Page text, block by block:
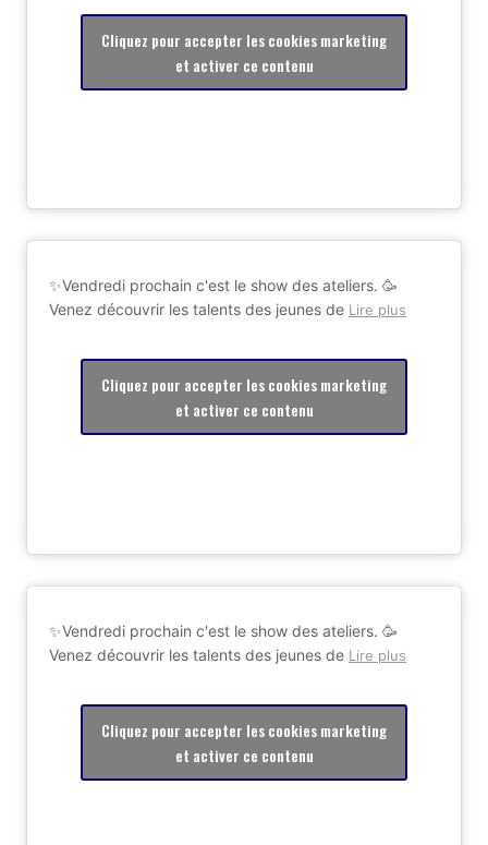
Cliquez pour accepter les cookies marketing
et activer ce contenu
✨Vendredi prochain c'est le show des ateliers. 🥳
Venez découvrir les talents des jeunes de Lire plus
Cliquez pour accepter les cookies marketing
et activer ce contenu
✨Vendredi prochain c'est le show des ateliers. 🥳
Venez découvrir les talents des jeunes de Lire plus
Cliquez pour accepter les cookies marketing
et activer ce contenu